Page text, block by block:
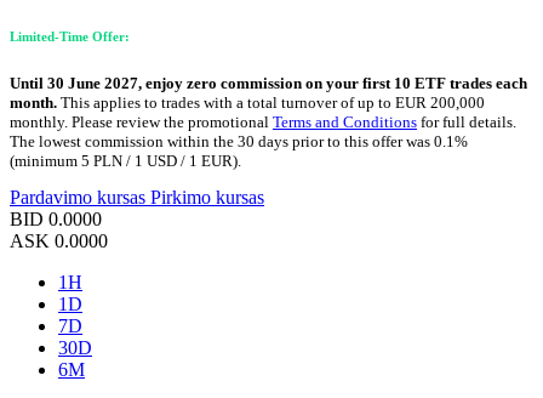
Limited-Time Offer:
Until 30 June 2027, enjoy zero commission on your first 10 ETF trades each
month. This applies to trades with a total turnover of up to EUR 200,000
monthly. Please review the promotional Terms and Conditions for full details.
The lowest commission within the 30 days prior to this offer was 0.1%
(minimum 5 PLN / 1 USD / 1 EUR).
Pardavimo kursas Pirkimo kursas
BID 0.0000
ASK 0.0000
1H
1D
7D
30D
6M